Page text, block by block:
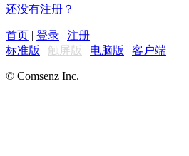
还没有注册？
首页 | 登录 | 注册
标准版 | 触屏版 | 电脑版 | 客户端
© Comsenz Inc.